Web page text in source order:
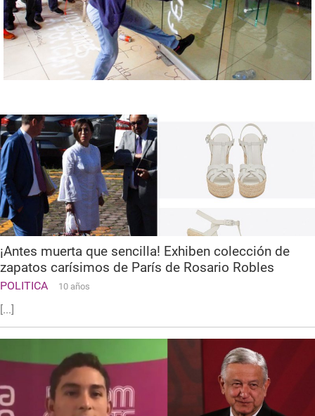
¡Antes muerta que sencilla! Exhiben colección de
zapatos carísimos de París de Rosario Robles
POLITICA 10 años
[...]